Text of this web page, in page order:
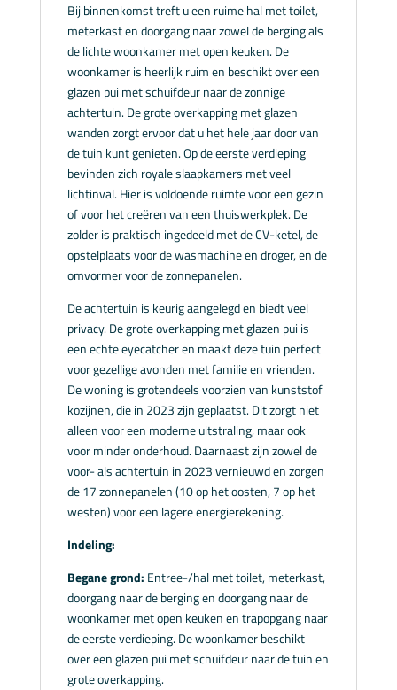
Bij binnenkomst treft u een ruime hal met toilet,
meterkast en doorgang naar zowel de berging als
de lichte woonkamer met open keuken. De
woonkamer is heerlijk ruim en beschikt over een
glazen pui met schuifdeur naar de zonnige
achtertuin. De grote overkapping met glazen
wanden zorgt ervoor dat u het hele jaar door van
de tuin kunt genieten. Op de eerste verdieping
bevinden zich royale slaapkamers met veel
lichtinval. Hier is voldoende ruimte voor een gezin
of voor het creëren van een thuiswerkplek. De
zolder is praktisch ingedeeld met de CV-ketel, de
opstelplaats voor de wasmachine en droger, en de
omvormer voor de zonnepanelen.
De achtertuin is keurig aangelegd en biedt veel
privacy. De grote overkapping met glazen pui is
een echte eyecatcher en maakt deze tuin perfect
voor gezellige avonden met familie en vrienden.
De woning is grotendeels voorzien van kunststof
kozijnen, die in 2023 zijn geplaatst. Dit zorgt niet
alleen voor een moderne uitstraling, maar ook
voor minder onderhoud. Daarnaast zijn zowel de
voor- als achtertuin in 2023 vernieuwd en zorgen
de 17 zonnepanelen (10 op het oosten, 7 op het
westen) voor een lagere energierekening.
Indeling:
Begane grond: Entree-/hal met toilet, meterkast,
doorgang naar de berging en doorgang naar de
woonkamer met open keuken en trapopgang naar
de eerste verdieping. De woonkamer beschikt
over een glazen pui met schuifdeur naar de tuin en
grote overkapping.